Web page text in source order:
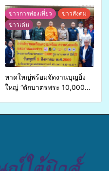
ข่ายสื่อสารองค์กร ระดมสมอง
วางแนวทางการทำงาน ปูทาง
สู่การสร้างภาพลักษณ์ที่ดีของ
มหาวิทยาลัย
ข่าวการท่องเที่ยว
ข่าวสังคม
ข่าวเด่น
หาดใหญ่พร้อมจัดงานบุญยิ่ง
ใหญ่ “ตักบาตรพระ 10,000